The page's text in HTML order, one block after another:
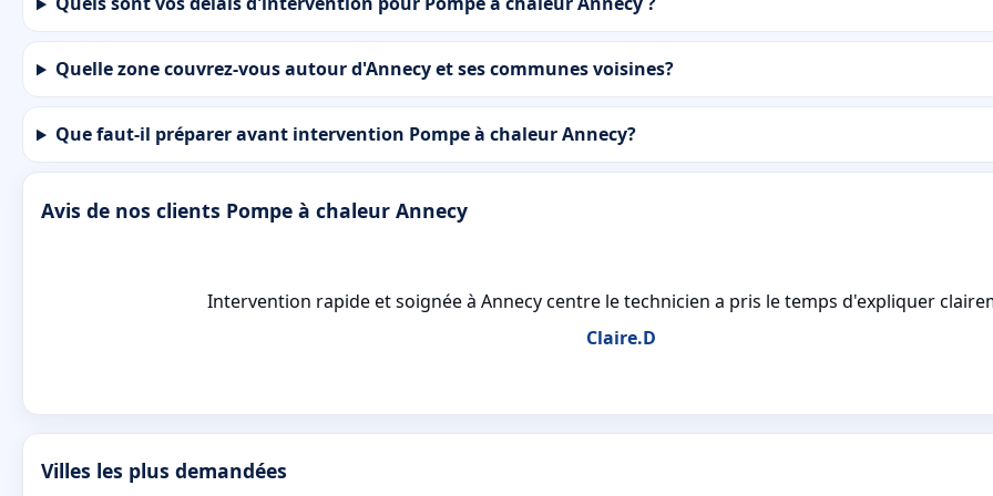
Quelle zone couvrez-vous autour d'Annecy et ses communes voisines?
Que faut-il préparer avant intervention Pompe à chaleur Annecy?
Avis de nos clients Pompe à chaleur Annecy
Intervention rapide et soignée à Annecy centre le technicien a pris le temps d'expliquer
Claire.D
Villes les plus demandées